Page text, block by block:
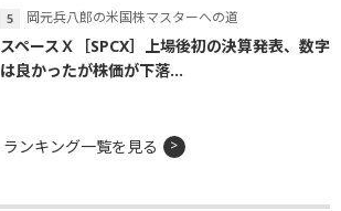
岡元兵八郎の米国株マスターへの道
スペースＸ［SPCX］上場後初の決算発表、数字
は良かったが株価が下落...
ランキング一覧を見る